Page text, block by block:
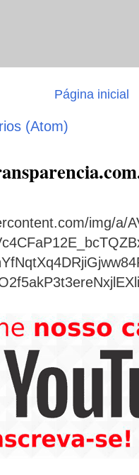
Página inicial
(Atom)
img/a/